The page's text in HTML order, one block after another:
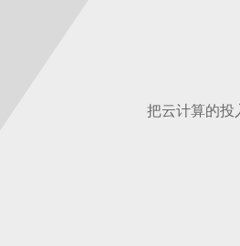
把云计算的投